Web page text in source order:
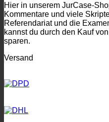
Hier in unserem JurCase-
Kommentare und viele
Referendariat und die
kannst du durch den Kauf
sparen.
Versand